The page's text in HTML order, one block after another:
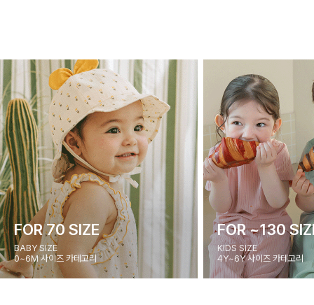
FOR 70 SIZE
BABY SIZE
0~6M 사이즈 카테고리
FOR ~130
KIDS SIZE
4Y~6Y 사이즈 카테고리